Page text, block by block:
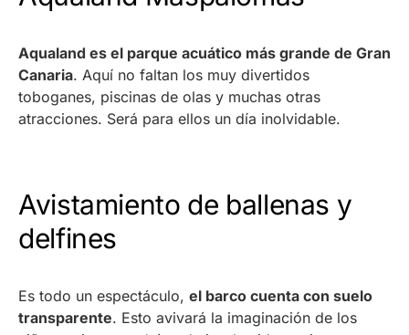
Aqualand es el parque acuático más grande de Gran
Canaria. Aquí no faltan los muy divertidos
toboganes, piscinas de olas y muchas otras
atracciones. Será para ellos un día inolvidable.
Avistamiento de ballenas y
delfines
Es todo un espectáculo, el barco cuenta con suelo
transparente. Esto avivará la imaginación de los